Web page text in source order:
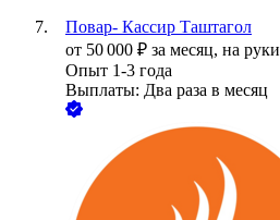
Повар- Кассир Таштагол
от 50 000 ₽ за месяц, на руки
Опыт 1-3 года
Выплаты: Два раза в месяц